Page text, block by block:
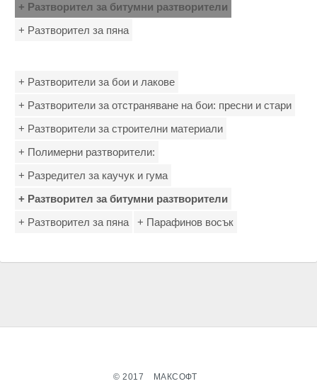
+ Разтворител за битумни разтворители
+ Разтворител за пяна
+ Разтворители за бои и лакове
+ Разтворители за отстраняване на бои: пресни и стари
+ Разтворители за строителни материали
+ Полимерни разтворители:
+ Разредител за каучук и гума
+ Разтворител за битумни разтворители
+ Разтворител за пяна
+ Парафинов восък
© 2017 МАКСОФТ